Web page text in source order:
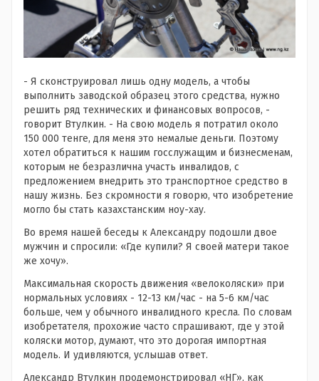
- Я сконструировал лишь одну модель, а чтобы
выполнить заводской образец этого средства, нужно
решить ряд технических и финансовых вопросов, -
говорит Втулкин. - На свою модель я потратил около
150 000 тенге, для меня это немалые деньги. Поэтому
хотел обратиться к нашим госслужащим и бизнесменам,
которым не безразлична участь инвалидов, с
предложением внедрить это транспортное средство в
нашу жизнь. Без скромности я говорю, что изобретение
могло бы стать казахстанским ноу-хау.
Во время нашей беседы к Александру подошли двое
мужчин и спросили: «Где купили? Я своей матери такое
же хочу».
Максимальная скорость движения «велоколяски» при
нормальных условиях - 12-13 км/час - на 5-6 км/час
больше, чем у обычного инвалидного кресла. По словам
изобретателя, прохожие часто спрашивают, где у этой
коляски мотор, думают, что это дорогая импортная
модель. И удивляются, услышав ответ.
Александр Втулкин продемонстрировал «НГ», как